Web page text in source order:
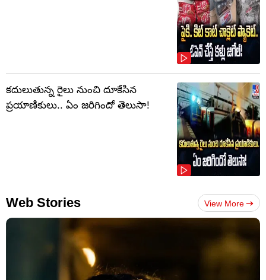
కదులుతున్న రైలు నుంచి దూకేసిన
ప్రయాణికులు.. ఏం జరిగిందో తెలుసా!
Web Stories View More